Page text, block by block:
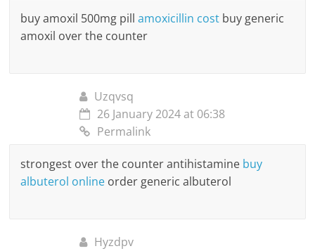
buy amoxil 500mg pillamoxicillin cost buy generic
amoxil over the counter
Uzqvsq
26 January 2024 at 06:38
Permalink
strongest over the counter antihistamine buy
albuterol online order generic albuterol
Hyzdpv